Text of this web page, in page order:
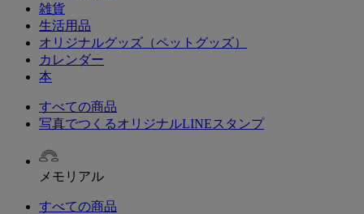
雑貨
生活用品
オリジナルグッズ（ペットグッズ）
カレンダー
本
すべての商品
写真でつくるオリジナルLINEスタンプ
メモリアル
すべての商品